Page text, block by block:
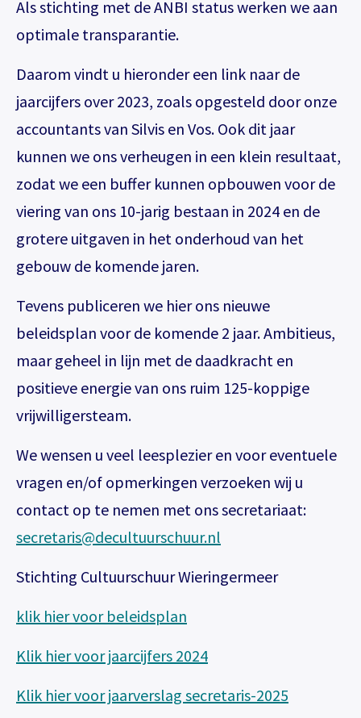
Inloggen
Onthoud gegevens
waardoor per voorstelling maar één
kaart gratis besteld kan worden. Bij
bestelling van meerdere kaarten
gebracht.
Het abonnement bestellen gaat met
een mailtje naar
theater@decultuurschuur.nl. Als
antwoord hierop krijgt u een verzoek
binnen is verwerken we het
abonnement.
U krijgt dan bericht dat u gratis kan
reserveren, gewoon via de bestelknop
Meer info
Als stichting met de ANBI status werken we aan
optimale transparantie.
Daarom vindt u hieronder een link naar de
jaarcijfers over 2023, zoals opgesteld door onze
accountants van Silvis en Vos. Ook dit jaar
kunnen we ons verheugen in een klein resultaat,
zodat we een buffer kunnen opbouwen voor de
viering van ons 10-jarig bestaan in 2024 en de
grotere uitgaven in het onderhoud van het
gebouw de komende jaren.
Tevens publiceren we hier ons nieuwe
beleidsplan voor de komende 2 jaar. Ambitieus,
maar geheel in lijn met de daadkracht en
positieve energie van ons ruim 125-koppige
vrijwilligersteam.
We wensen u veel leesplezier en voor eventuele
vragen en/of opmerkingen verzoeken wij u
contact op te nemen met ons secretariaat:
secretaris@decultuurschuur.nl
Stichting Cultuurschuur Wieringermeer
klik hier voor beleidsplan
Klik hier voor jaarcijfers 2024
Klik hier voor jaarverslag secretaris-2025